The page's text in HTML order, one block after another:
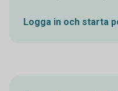
Logga in och starta